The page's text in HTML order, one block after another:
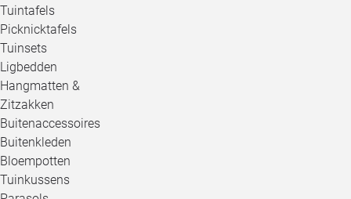
Tuintafels
Picknicktafels
Tuinsets
Ligbedden
Hangmatten &
Zitzakken
Buitenaccessoires
Buitenkleden
Bloempotten
Tuinkussens